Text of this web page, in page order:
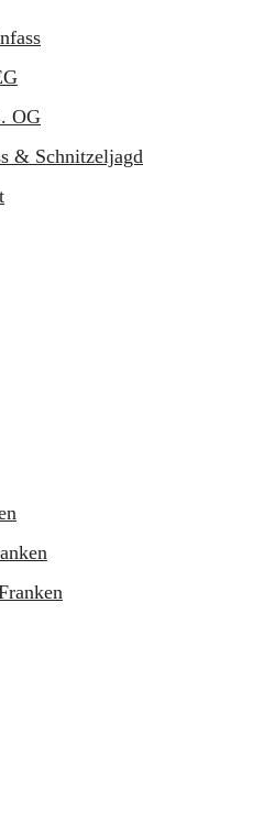
OG
& Schnitzeljagd